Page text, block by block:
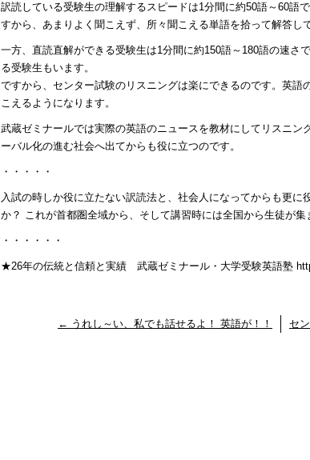
訳読している受験生の理解するスピードは1分間に約50語～60語
すから、あまりよく聞こえず、所々聞こえる単語を拾って解答し
一方、直読直解ができる受験生は1分間に約150語～180語の速さ
る受験生もいます。
ですから、センター試験のリスニングは楽にできるのです。英
こえるようになります。
武蔵ゼミナールでは実際の英語のニュースを教材にしてリスニン
ーバル化の進む社会へ出てからも役に立つのです。
・・・・・
入試の時しか役に立たない訳読法と、社会人になってからも更
か？ これが首都圏全域から、そして講習時には全国から生徒が集
・・・・・・
★26年の伝統と信頼と実績 武蔵ゼミナール・大学受験英語塾
← うれし～い、私でも話せるよ！ 英語が！！ セ